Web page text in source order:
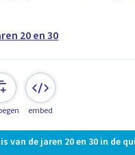
20 en 30
embed
van de jaren 20 en 30 in de